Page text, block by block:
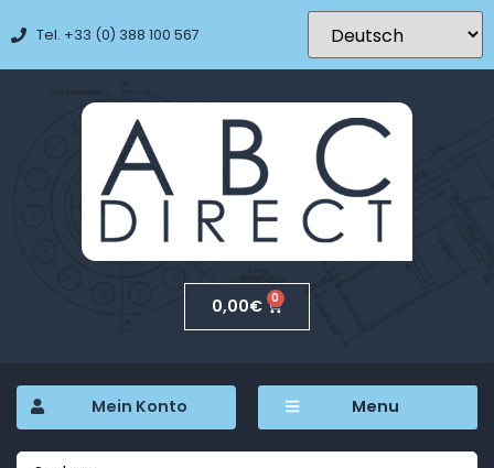
Tel. +33 (0) 388 100 567
0,00€ 0
Mein Konto Menu